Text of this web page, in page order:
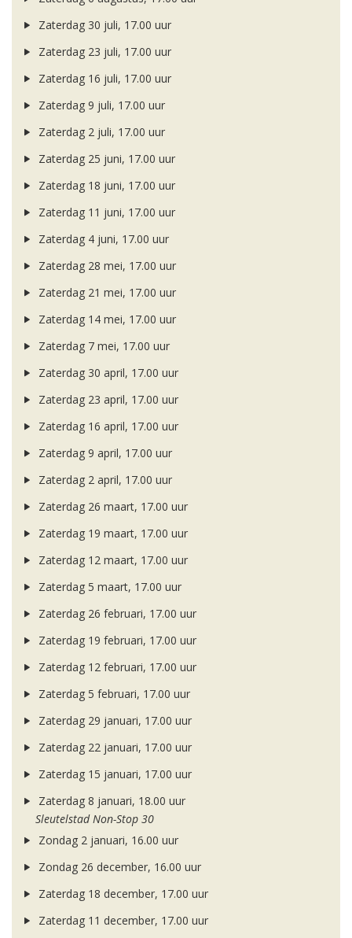
Zaterdag 30 juli, 17.00 uur
Zaterdag 23 juli, 17.00 uur
Zaterdag 16 juli, 17.00 uur
Zaterdag 9 juli, 17.00 uur
Zaterdag 2 juli, 17.00 uur
Zaterdag 25 juni, 17.00 uur
Zaterdag 18 juni, 17.00 uur
Zaterdag 11 juni, 17.00 uur
Zaterdag 4 juni, 17.00 uur
Zaterdag 28 mei, 17.00 uur
Zaterdag 21 mei, 17.00 uur
Zaterdag 14 mei, 17.00 uur
Zaterdag 7 mei, 17.00 uur
Zaterdag 30 april, 17.00 uur
Zaterdag 23 april, 17.00 uur
Zaterdag 16 april, 17.00 uur
Zaterdag 9 april, 17.00 uur
Zaterdag 2 april, 17.00 uur
Zaterdag 26 maart, 17.00 uur
Zaterdag 19 maart, 17.00 uur
Zaterdag 12 maart, 17.00 uur
Zaterdag 5 maart, 17.00 uur
Zaterdag 26 februari, 17.00 uur
Zaterdag 19 februari, 17.00 uur
Zaterdag 12 februari, 17.00 uur
Zaterdag 5 februari, 17.00 uur
Zaterdag 29 januari, 17.00 uur
Zaterdag 22 januari, 17.00 uur
Zaterdag 15 januari, 17.00 uur
Zaterdag 8 januari, 18.00 uur
Sleutelstad Non-Stop 30
Zondag 2 januari, 16.00 uur
Zondag 26 december, 16.00 uur
Zaterdag 18 december, 17.00 uur
Zaterdag 11 december, 17.00 uur